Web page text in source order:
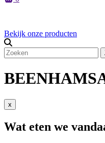
Bekijk onze producten
x
Wat eten we